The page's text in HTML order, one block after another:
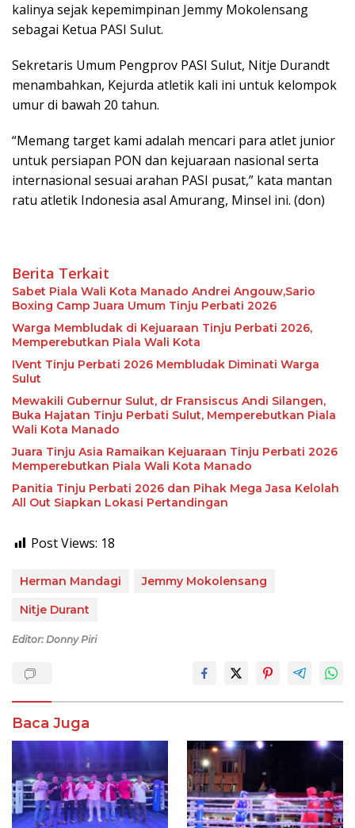
kalinya sejak kepemimpinan Jemmy Mokolensang
sebagai Ketua PASI Sulut.
Sekretaris Umum Pengprov PASI Sulut, Nitje Durandt
menambahkan, Kejurda atletik kali ini untuk kelompok
umur di bawah 20 tahun.
“Memang target kami adalah mencari para atlet junior
untuk persiapan PON dan kejuaraan nasional serta
internasional sesuai arahan PASI pusat,” kata mantan
ratu atletik Indonesia asal Amurang, Minsel ini. (don)
Berita Terkait
Sabet Piala Wali Kota Manado Andrei Angouw,Sario
Boxing Camp Juara Umum Tinju Perbati 2026
Warga Membludak di Kejuaraan Tinju Perbati 2026,
Memperebutkan Piala Wali Kota
IVent Tinju Perbati 2026 Membludak Diminati Warga
Sulut
Mewakili Gubernur Sulut, dr Fransiscus Andi Silangen,
Buka Hajatan Tinju Perbati Sulut, Memperebutkan Piala
Wali Kota Manado
Juara Tinju Asia Ramaikan Kejuaraan Tinju Perbati 2026
Memperebutkan Piala Wali Kota Manado
Panitia Tinju Perbati 2026 dan Pihak Mega Jasa Kelolah
All Out Siapkan Lokasi Pertandingan
Post Views: 18
Herman Mandagi
Jemmy Mokolensang
Nitje Durant
Editor: Donny Piri
Baca Juga